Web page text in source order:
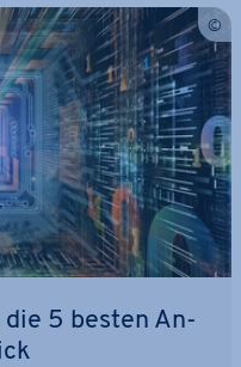
die 5 besten An­